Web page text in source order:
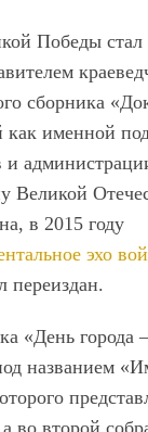
Победы стал
сборника
именной
и
Великой
в 2015 году
эхо
переиздан.
«День города
названием
во второй